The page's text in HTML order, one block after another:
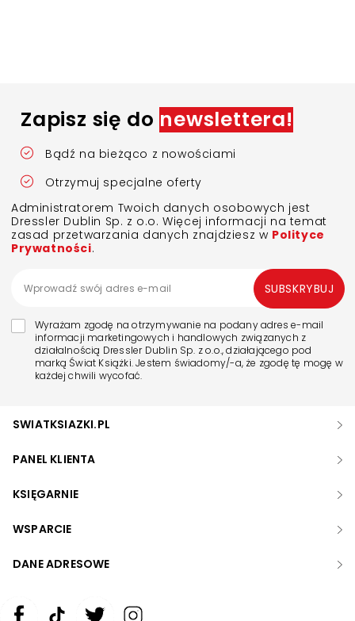
Zapisz się do newslettera!
Bądź na bieżąco z nowościami
Otrzymuj specjalne oferty
Administratorem Twoich danych osobowych jest
Dressler Dublin Sp. z o.o. Więcej informacji na temat
zasad przetwarzania danych znajdziesz w Polityce
Prywatności.
Wyrażam zgodę na otrzymywanie na podany adres e-mail
informacji marketingowych i handlowych związanych z
działalnością Dressler Dublin Sp. z o.o., działającego pod
marką Świat Książki. Jestem świadomy/-a, że zgodę tę mogę w
każdej chwili wycofać.
SUBSKRYBUJ
SWIATKSIAZKI.PL
PANEL KLIENTA
KSIĘGARNIE
WSPARCIE
DANE ADRESOWE
Zwiększ rozmiar czcionki